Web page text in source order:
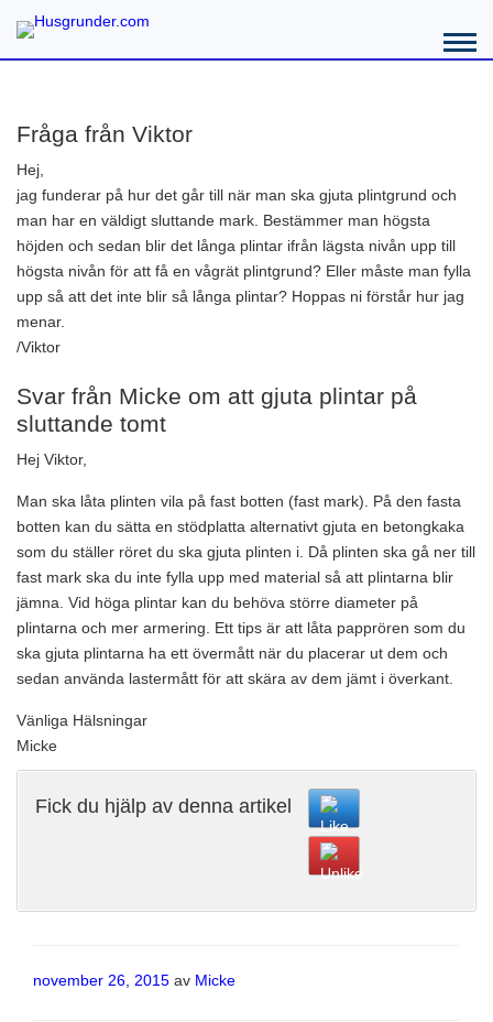
Fråga från Viktor
Hej,
jag funderar på hur det går till när man ska gjuta plintgrund och
man har en väldigt sluttande mark. Bestämmer man högsta
höjden och sedan blir det långa plintar ifrån lägsta nivån upp till
högsta nivån för att få en vågrät plintgrund? Eller måste man fylla
upp så att det inte blir så långa plintar? Hoppas ni förstår hur jag
menar.
/Viktor
Svar från Micke om att gjuta plintar på
sluttande tomt
Hej Viktor,
Man ska låta plinten vila på fast botten (fast mark). På den fasta
botten kan du sätta en stödplatta alternativt gjuta en betongkaka
som du ställer röret du ska gjuta plinten i. Då plinten ska gå ner till
fast mark ska du inte fylla upp med material så att plintarna blir
jämna. Vid höga plintar kan du behöva större diameter på
plintarna och mer armering. Ett tips är att låta papprören som du
ska gjuta plintarna ha ett övermått när du placerar ut dem och
sedan använda lastermått för att skära av dem jämt i överkant.
Vänliga Hälsningar
Micke
Fick du hjälp av denna artikel
Publicerat
november 26, 2015 av Micke